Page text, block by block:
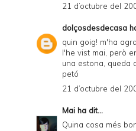
21 d’octubre del
dolçosdesdecasa
quin goig! m'ha
l'he vist mai, però
una estona, queda
petó
21 d’octubre del
Mai ha dit...
Quina cosa més